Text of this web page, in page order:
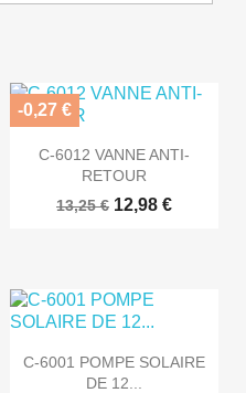
 Aperçu rapide
C-6012 VANNE ANTI-
RETOUR
13,25 € 12,98 €
-0,27 €
 Aperçu rapide
C-6001 POMPE SOLAIRE
DE 12...